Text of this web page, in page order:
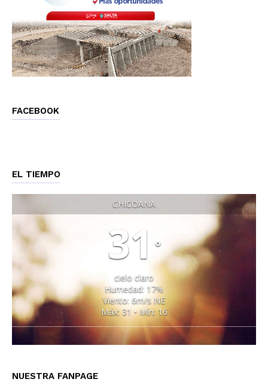
FACEBOOK
EL TIEMPO
CHICOANA
31 °
cielo claro
Humedad: 17%
Viento: 6m/s NE
Máx: 31 • Mín: 16
NUESTRA FANPAGE